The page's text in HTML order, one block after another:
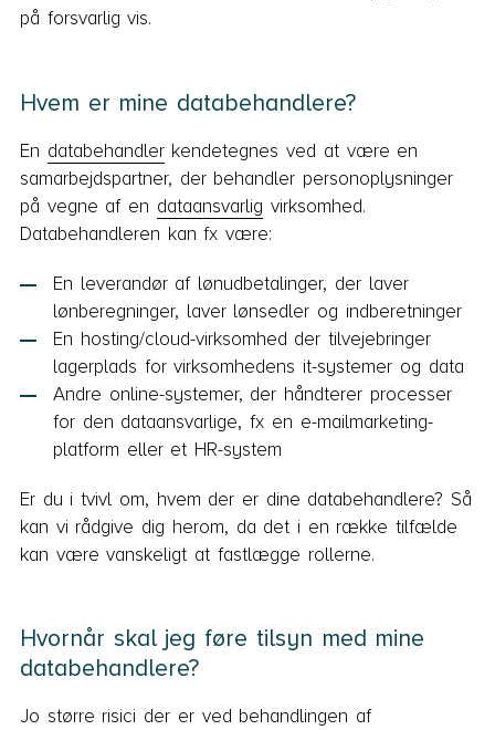
på forsvarlig vis.
Hvem er mine databehandlere?
En databehandlerkendetegnes ved at være en
samarbejdspartner, der behandler personoplysninger
på vegne af en dataansvarlig virksomhed.
Databehandleren kan fx være:
En leverandør af lønudbetalinger, der laver
lønberegninger, laver lønsedler og indberetninger
En hosting/cloud-virksomhed der tilvejebringer
lagerplads for virksomhedens it-systemer og data
Andre online-systemer, der håndterer processer
for den dataansvarlige, fx en e-mailmarketing-
platform eller et HR-system
Er du i tvivl om, hvem der er dine databehandlere? Så
kan vi rådgive dig herom, da det i en række tilfælde
kan være vanskeligt at fastlægge rollerne.
Hvornår skal jeg føre tilsyn med mine
databehandlere?
Jo større risici der er ved behandlingen af